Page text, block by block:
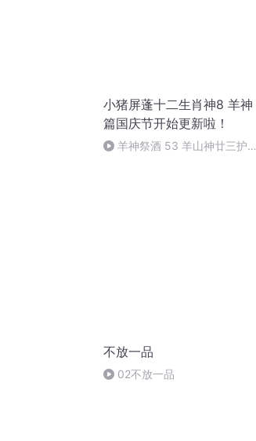
小猪屏蓬十二生肖神8 羊神
篇国庆节开始更新啦！
羊神祭酒 53 羊山神廿三护祭
不放一品
02不放一品